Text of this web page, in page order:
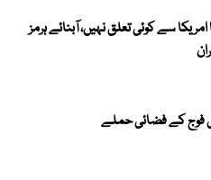
سے کوئی تعلق نہیں، آبنائے ہرمز
فوج کے فضائی حملے